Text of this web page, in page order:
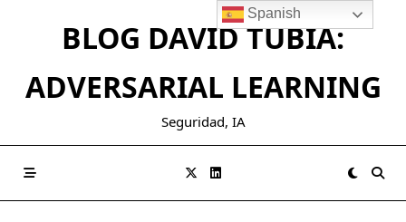
contenidoBLOG DAVID TUBIA:
ADVERSARIAL LEARNING
Seguridad, IA
Spanish